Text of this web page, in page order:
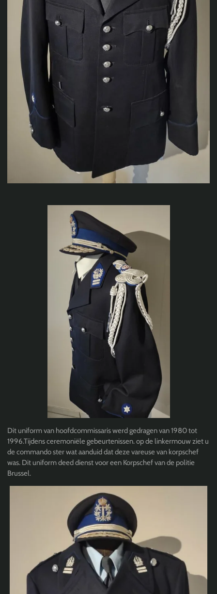
Dit uniform van hoofdcommissaris werd gedragen van 1980 tot
1996.Tijdens ceremoniële gebeurtenissen. op de linkermouw ziet u
de commando ster wat aanduid dat deze vareuse van korpschef
was. Dit uniform deed dienst voor een Korpschef van de politie
Brussel.